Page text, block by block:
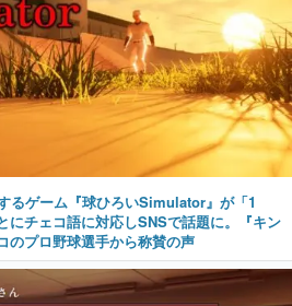
るゲーム『球ひろいSimulator』が「1
にチェコ語に対応しSNSで話題に。『キン
のプロ野球選手から称賛の声